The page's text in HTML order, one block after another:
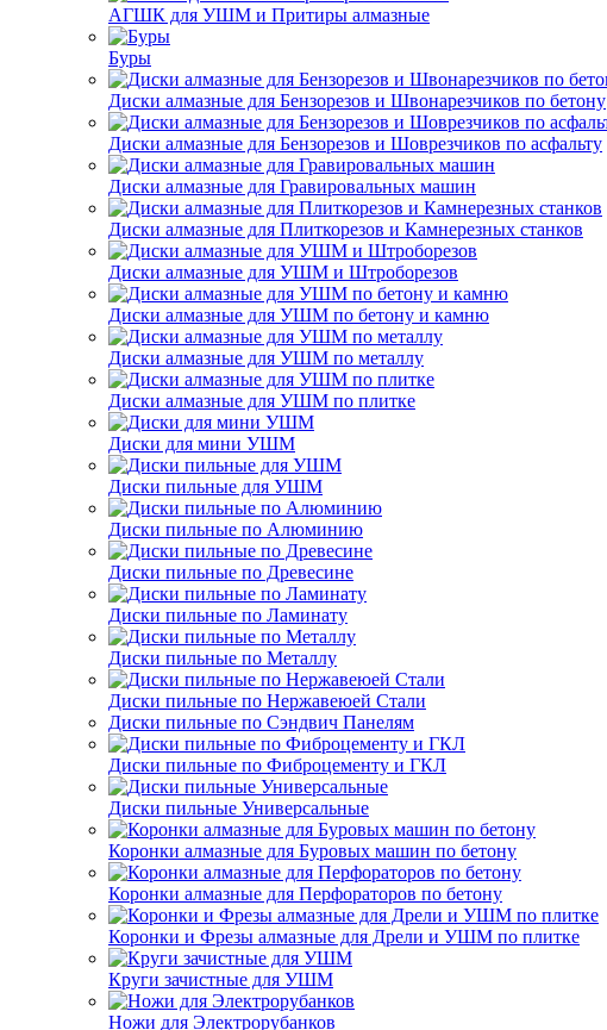
АГШК для УШМ и Притиры алмазные
Буры
Диски алмазные для Бензорезов и Швонарезчиков по бетону
Диски алмазные для Бензорезов и Шоврезчиков по асфальту
Диски алмазные для Гравировальных машин
Диски алмазные для Плиткорезов и Камнерезных станков
Диски алмазные для УШМ и Штроборезов
Диски алмазные для УШМ по бетону и камню
Диски алмазные для УШМ по металлу
Диски алмазные для УШМ по плитке
Диски для мини УШМ
Диски пильные для УШМ
Диски пильные по Алюминию
Диски пильные по Древесине
Диски пильные по Ламинату
Диски пильные по Металлу
Диски пильные по Нержавеюей Стали
Диски пильные по Сэндвич Панелям
Диски пильные по Фиброцементу и ГКЛ
Диски пильные Универсальные
Коронки алмазные для Буровых машин по бетону
Коронки алмазные для Перфораторов по бетону
Коронки и Фрезы алмазные для Дрели и УШМ по плитке
Круги зачистные для УШМ
Ножи для Электрорубанков